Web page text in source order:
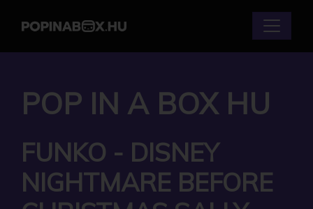
POP IN A BOX HU
FUNKO - DISNEY
NIGHTMARE BEFORE